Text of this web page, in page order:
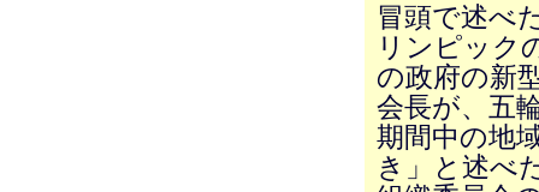
冒頭で述べ
リンピック
の政府の新
会長が、五
期間中の地
き」と述べ